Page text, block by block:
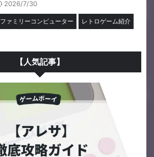
2026/7/30
ファミリーコンピューター レトロゲーム紹介
【人気記事】